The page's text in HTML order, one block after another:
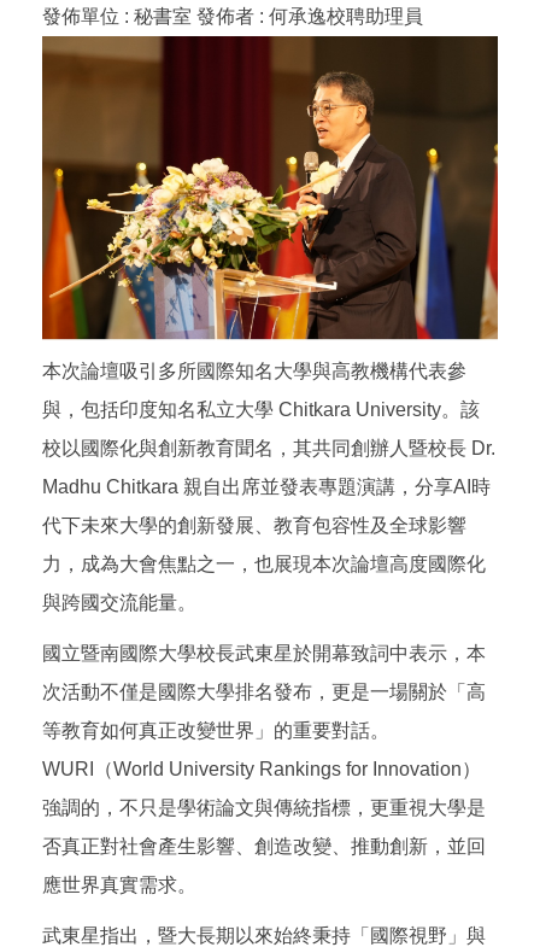
發佈單位 : 秘書室 發佈者 : 何承逸校聘助理員
本次論壇吸引多所國際知名大學與高教機構代表參
與，包括印度知名私立大學 Chitkara University。該
校以國際化與創新教育聞名，其共同創辦人暨校長 Dr.
Madhu Chitkara 親自出席並發表專題演講，分享AI時
代下未來大學的創新發展、教育包容性及全球影響
力，成為大會焦點之一，也展現本次論壇高度國際化
與跨國交流能量。
國立暨南國際大學校長武東星於開幕致詞中表示，本
次活動不僅是國際大學排名發布，更是一場關於「高
等教育如何真正改變世界」的重要對話。
WURI（World University Rankings for Innovation）
強調的，不只是學術論文與傳統指標，更重視大學是
否真正對社會產生影響、創造改變、推動創新，並回
應世界真實需求。
武東星指出，暨大長期以來始終秉持「國際視野」與